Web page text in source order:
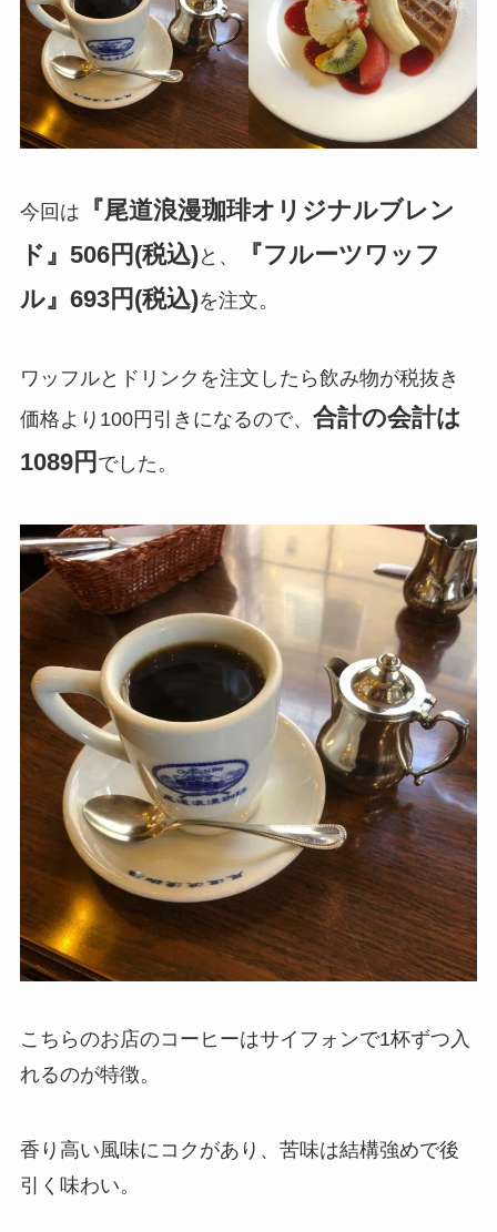
今回は
『尾道浪漫珈琲オリジナルブレン
ド』506円(税込)と、
『フルーツワッフ
ル』693円(税込)を注文。
ワッフルとドリンクを注文したら飲み物が税抜き
価格より100円引きになるので、 合計の会計は
1089円 でした。
こちらのお店のコーヒーはサイフォンで1杯ずつ入
れるのが特徴。
香り高い風味にコクがあり、苦味は結構強めで後
引く味わい。